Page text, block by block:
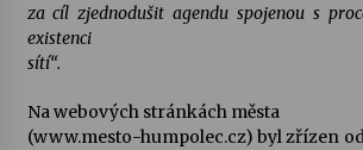
za cíl zjednodušit agendu spojenou s
existenci
sítí“.
Na webových stránkách města
(www.mesto-humpolec.cz) byl zřízen